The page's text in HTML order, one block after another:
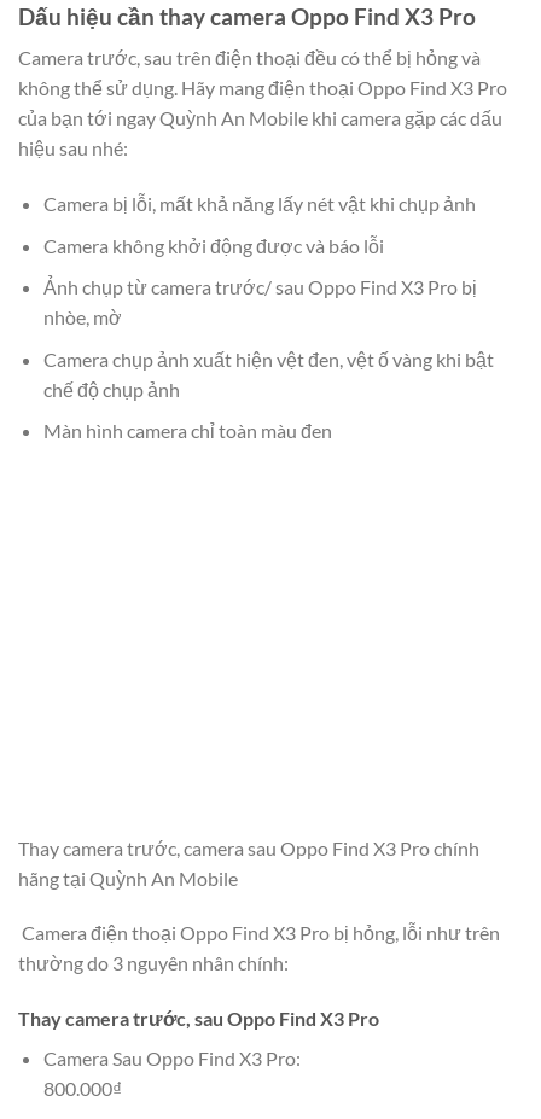
Dấu hiệu cần thay camera Oppo Find X3 Pro
Camera trước, sau trên điện thoại đều có thể bị hỏng và
không thể sử dụng. Hãy mang điện thoại Oppo Find X3 Pro
của bạn tới ngay Quỳnh An Mobile khi camera gặp các dấu
hiệu sau nhé:
Camera bị lỗi, mất khả năng lấy nét vật khi chụp ảnh
Camera không khởi động được và báo lỗi
Ảnh chụp từ camera trước/ sau Oppo Find X3 Pro bị
nhòe, mờ
Camera chụp ảnh xuất hiện vệt đen, vệt ố vàng khi bật
chế độ chụp ảnh
Màn hình camera chỉ toàn màu đen
Thay camera trước, camera sau Oppo Find X3 Pro chính
hãng tại Quỳnh An Mobile
Camera điện thoại Oppo Find X3 Pro bị hỏng, lỗi như trên
thường do 3 nguyên nhân chính:
Thay camera trước, sau Oppo Find X3 Pro
Camera Sau Oppo Find X3 Pro:
800.000₫